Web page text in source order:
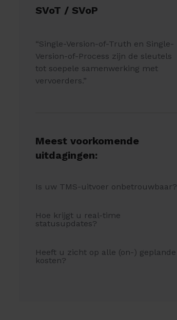
SVoT / SVoP
“Single-Version-of-Truth en Single-
Version-of-Process zijn de sleutels
tot soepele samenwerking met
vervoerders.”
Meest voorkomende
uitdagingen:
Is uw TMS-uitvoer onbetrouwbaar?
Hoe krijgt u real-time
statusupdates?
Heeft u zicht op alle (on-) geplande
kosten?